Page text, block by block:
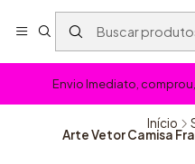
Envio Imediato,
Início
Arte Vetor Camisa